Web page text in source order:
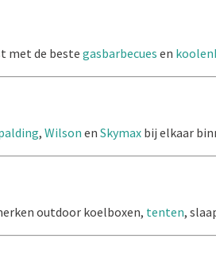
met de beste gasbarbecues en
, Wilson en Skymax bij elkaar
outdoor koelboxen, tenten,